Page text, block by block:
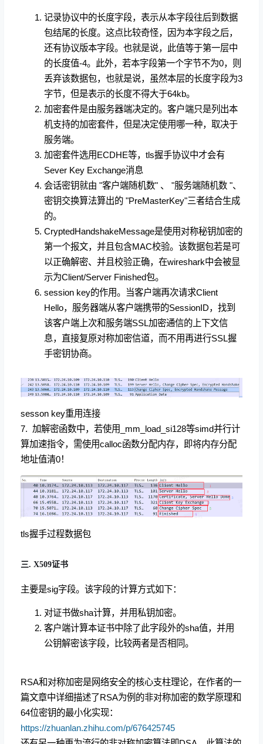
记录协议中的长度字段，表示从本字段往后到数据
包结尾的长度。这点比较奇怪，因为本字段之后，
还有协议版本字段。也就是说，此值等于第一层中
的长度值-4。此外，若本字段第一个字节不为0，则
丢弃该数据包，也就是说，虽然本层的长度字段为3
字节，但是表示的长度不得大于64kb。
加密套件是由服务器端决定的。客户端只是列出本
机支持的加密套件，但是决定使用哪一种，取决于
服务端。
加密套件选用ECDHE等，tls握手协议中才会有
Sever Key Exchange消息
会话密钥就由 "客户端随机数" 、 "服务端随机数 "、
密钥交换算法算出的 "PreMasterKey"三者结合生成
的。
CryptedHandshakeMessage是使用对称秘钥加密的
第一个报文，并且包含MAC校验。该数据包若是可
以正确解密、并且校验正确，在wireshark中会被显
示为Client/Server Finished包。
session key的作用。当客户端再次请求Client
Hello，服务器端从客户端携带的SessionID，找到
该客户端上次和服务端SSL加密通信的上下文信
息，直接复原对称加密信道，而不用再进行SSL握
手密钥协商。
sesson key重用连接
7. 加解密函数中，若使用_mm_load_si128等simd并行计
算加速指令，需使用calloc函数分配内存，即将内存分配
地址值清0！
tls握手过程数据包
三. X509证书
主要是sig字段。该字段的计算方式如下：
对证书做sha计算，并用私钥加密。
客户端计算本证书中除了此字段外的sha值，并用
公钥解密该字段，比较两者是否相同。
RSA和对称加密是网络安全的核心支柱理论，在作者的一
篇文章中详细描述了RSA为例的非对称加密的数学原理和
64位密钥的最小化实现：
https://zhuanlan.zhihu.com/p/676425745